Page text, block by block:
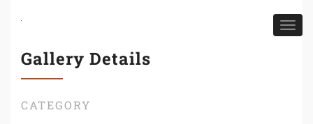
Gallery Details
CATEGORY